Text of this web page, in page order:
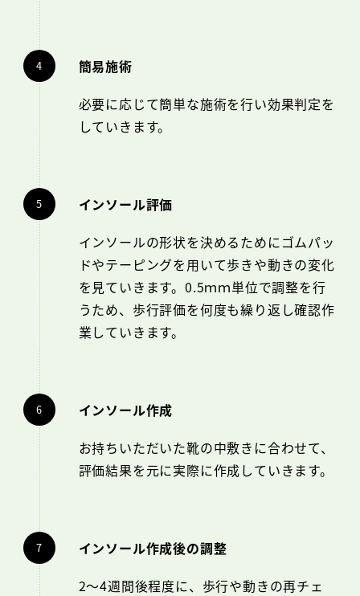
簡易施術
必要に応じて簡単な施術を行い効果判定を
していきます。
インソール評価
インソールの形状を決めるためにゴムパッ
ドやテーピングを用いて歩きや動きの変化
を見ていきます。0.5ｍｍ単位で調整を行
うため、歩行評価を何度も繰り返し確認作
業していきます。
インソール作成
お持ちいただいた靴の中敷きに合わせて、
評価結果を元に実際に作成していきます。
インソール作成後の調整
2～4週間後程度に、歩行や動きの再チェ